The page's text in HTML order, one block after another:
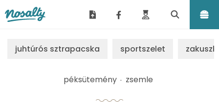
juhtúrós sztrapacska sportszelet
péksütemény zsemle